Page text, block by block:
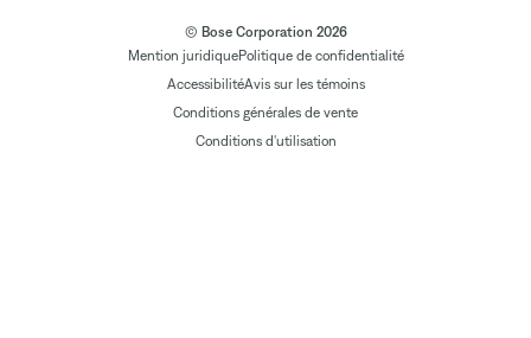
© Bose Corporation 2026
Mention juridiquePolitique de confidentialité
AccessibilitéAvis sur les témoins
Conditions générales de vente
Conditions d'utilisation